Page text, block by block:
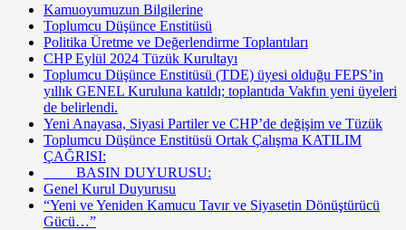
Kamuoyumuzun Bilgilerine
Toplumcu Düşünce Enstitüsü
Politika Üretme ve Değerlendirme Toplantıları
CHP Eylül 2024 Tüzük Kurultayı
Toplumcu Düşünce Enstitüsü (TDE) üyesi olduğu FEPS’in
yıllık GENEL Kuruluna katıldı; toplantıda Vakfın yeni üyeleri
de belirlendi.
Yeni Anayasa, Siyasi Partiler ve CHP’de değişim ve Tüzük
Toplumcu Düşünce Enstitüsü Ortak Çalışma KATILIM
ÇAĞRISI:
BASIN DUYURUSU:
Genel Kurul Duyurusu
“Yeni ve Yeniden Kamucu Tavır ve Siyasetin Dönüştürücü
Gücü…”